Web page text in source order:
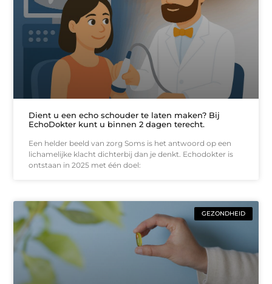
Dient u een echo schouder te laten maken? Bij
EchoDokter kunt u binnen 2 dagen terecht.
Een helder beeld van zorg Soms is het antwoord op een
lichamelijke klacht dichterbij dan je denkt. Echodokter is
ontstaan in 2025 met één doel:
GEZONDHEID